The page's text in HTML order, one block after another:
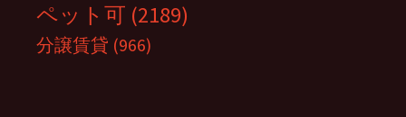
ペット可 (2189)
分譲賃貸 (966)